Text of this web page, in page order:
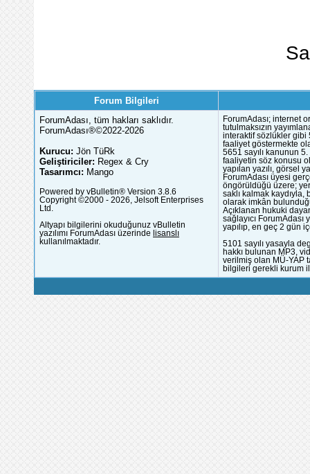
Forum Bilgileri
ForumAdası, tüm hakları saklıdır.
ForumAdası®©2022-2026
Kurucu: Jön TüRk
Geliştiriciler: Regex & Cry
Tasarımcı: Mango
Powered by vBulletin® Version 3.8.6
Copyright ©2000 - 2026, Jelsoft Enterprises
Ltd.
Altyapı bilgilerini okuduğunuz vBulletin
yazılımı ForumAdası üzerinde lisanslı
kullanılmaktadır.
ForumAdası; internet
tutulmaksızın
interaktif sözlükler gibi
faaliyet göstermekte
5651 sayılı kanunun
faaliyetin söz konusu
yapılan yazılı, görsel
ForumAdası üyesi
öngörüldüğü üzere;
saklı kalmak
olarak imkân
Açıklanan hukuki
sağlayıcı
yapılıp, en geç 2 gün
5101 sayılı yasayla
hakkı bulunan MP3,
verilmiş olan MÜ-YAP
bilgileri gerekli kurum